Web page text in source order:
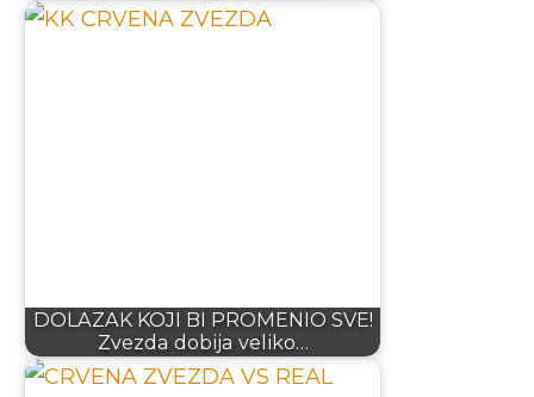
DOLAZAK KOJI BI PROMENIO SVE!
Zvezda dobija veliko…